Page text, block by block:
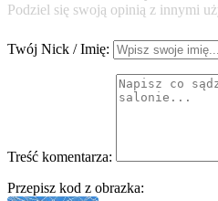
Podziel się swoją opinią z innymi
Twój Nick / Imię:
Treść komentarza:
Przepisz kod z obrazka: